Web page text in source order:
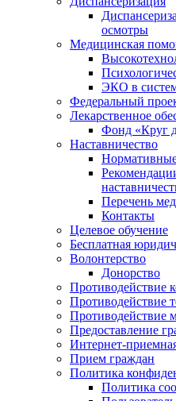
осмотры
Медицинская
ЭКО в
Федеральный
Лекарственное
Фонд «Круг
Наставничество
Перечень
Контакты
Целевое обучение
Бесплатная
Волонтерство
Донорство
Противодействие
Противодействие
Противодействие
Предоставление
Интернет-
Прием граждан
Политика
Политика